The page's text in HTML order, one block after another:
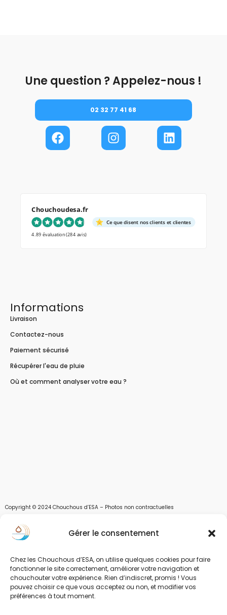
Gérer le consentement
Chez les Chouchous d’ESA, on utilise quelques cookies pour faire
fonctionner le site correctement, améliorer votre navigation et
chouchouter votre expérience. Rien d’indiscret, promis ! Vous
pouvez choisir ce que vous acceptez ou non, et modifier vos
préférences à tout moment.
Une question ? Appelez-nous !
02 32 77 41 68
Chouchoudesa.fr
Ce que disent nos clients et clientes
4.89 évaluation(284 avis)
Informations
Livraison
Contactez-nous
Paiement sécurisé
Récupérer l'eau de pluie
Où et comment analyser votre eau ?
Copyright © 2024 Chouchous d’ESA – Photos non contractuelles
Les chouchous d’Esa vous apportent toutes les solutions pour récupérer l’eau de
pluie, et des moyens pour stocker, filtrer, traiter et potabiliser l’eau d’un forage,
Soleil et Air nous proposons également des équipements pour décontaminer de
l’air par photocatalyse ou plasma froid et des équipements solaires.
www.chouchousdesa.fr est le site de e-commerce de la société ESA Evolutions,
une entreprise Normande au service de l’eau. L’eau est notre richesse et nous
devons limiter sa pollution et son gaspillage. L’eau, source de vie.